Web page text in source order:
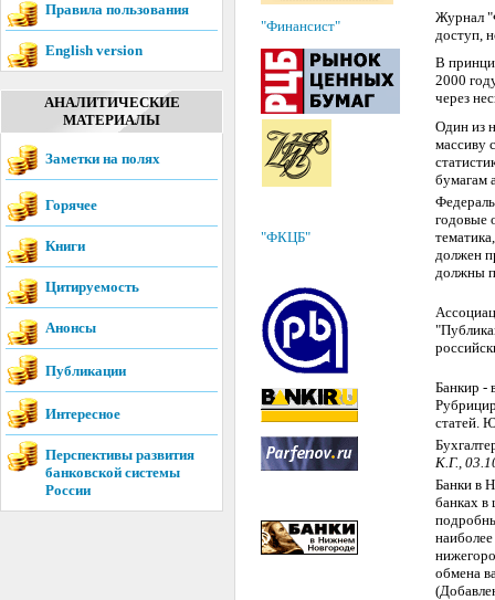
Правила пользования
English version
АНАЛИТИЧЕСКИЕ
МАТЕРИАЛЫ
Заметки на полях
Горячее
Книги
Цитируемость
Анонсы
Публикации
Интересное
Перспективы развития
банковской системы
России
"Финансист"
Журнал
доступ,
В
2000
через
Один из
массиву
бумагам
"ФКЦБ"
годовые
должен
должны
Банкир -
статей.
К.Г.,
Банки в
банках в
обмена